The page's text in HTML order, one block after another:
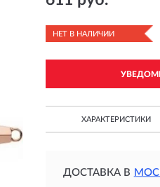
НЕТ В НАЛИЧИИ
ХАРАКТЕРИСТИКИ
ДОСТАВКА В